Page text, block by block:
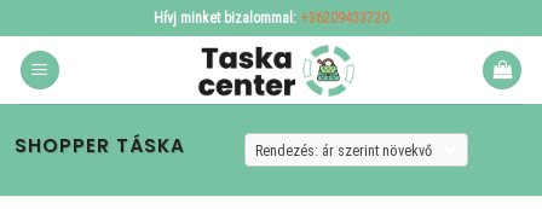
to
content
Hívj minket bizalommal: +36209433720
SHOPPER TÁSKA